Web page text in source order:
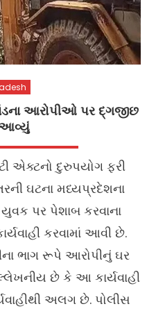
આરોપીઓ પર દ્ગજીછ
આવ્યું
એક્ટનો દુરુપયોગ ફરી
ઘટના મધ્યપ્રદેશના
પર પેશાબ કરવાના
કરવામાં આવી છે.
ભાગ રૂપે આરોપીનું ઘર
છે કે આ કાર્યવાહી
અલગ છે. પોલીસ